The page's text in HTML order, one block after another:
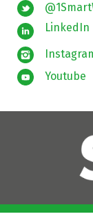
LinkedIn
Youtube